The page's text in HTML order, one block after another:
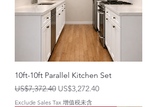
2
10ft-10ft Parallel Kitchen Set
一般價格
US$7,372.40 促銷價格
US$3,272.40
Exclude Sales Tax 增值税未含